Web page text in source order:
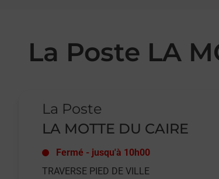
La Poste LA
La Poste
LA MOTTE DU CAIRE
Fermé - jusqu'à 10h00
TRAVERSE PIED DE VILLE